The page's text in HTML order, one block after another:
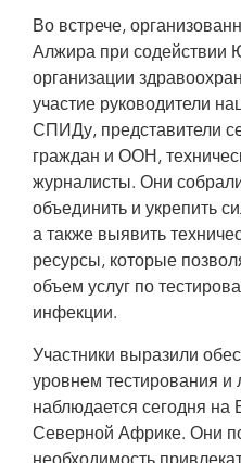
Во встрече,
Алжира при
организации
участие руководители
СПИДу, представители
граждан и ООН,
журналисты. Они
объединить и укрепить
а также выявить
ресурсы, которые
объем услуг по
инфекции.
Участники выразили
уровнем тестирования и
наблюдается сегодня на
Северной Африке. Они